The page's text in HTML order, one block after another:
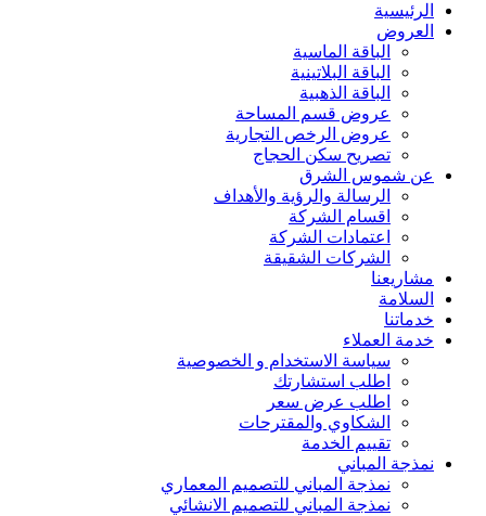
الرئيسية
العروض
الباقة الماسية
الباقة البلاتينية
الباقة الذهبية
عروض قسم المساحة
عروض الرخص التجارية
تصريح سكن الحجاج
عن شموس الشرق
الرسالة والرؤية والأهداف
اقسام الشركة
اعتمادات الشركة
الشركات الشقيقة
مشاريعنا
السلامة
خدماتنا
خدمة العملاء
سياسة الاستخدام و الخصوصية
اطلب استشارتك
اطلب عرض سعر
الشكاوي والمقترحات
تقييم الخدمة
نمذجة المباني
نمذجة المباني للتصمیم المعماري
نمذجة المباني للتصمیم الانشائي